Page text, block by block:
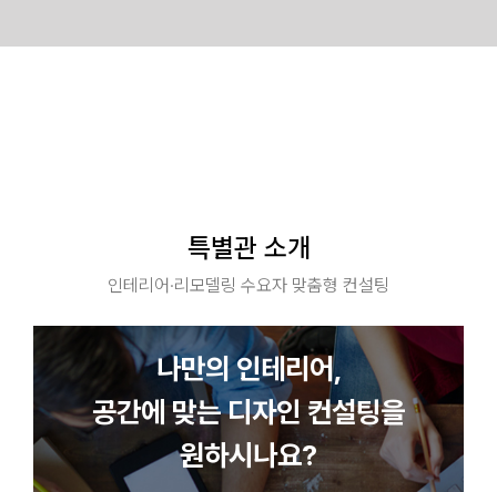
특별관 소개
인테리어·리모델링 수요자 맞춤형 컨설팅
나만의 인테리어,
공간에 맞는 디자인 컨설팅을
원하시나요?